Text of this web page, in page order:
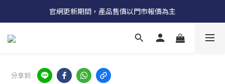
受國際原物料價格上漲，法國自 5/18 起全系列產品調漲 3%
官網更新期間，產品售價以門市報價為主
受國際原物料價格上漲，法國自 5/18 起全系列產品調漲 3%
分享到